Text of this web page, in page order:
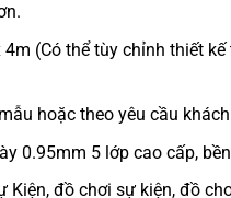
(Có thể tùy chỉnh thiết kế
hoặc theo yêu cầu
0.95mm 5 lớp cao cấp,
Kiện, đồ chơi sự kiện, đồ